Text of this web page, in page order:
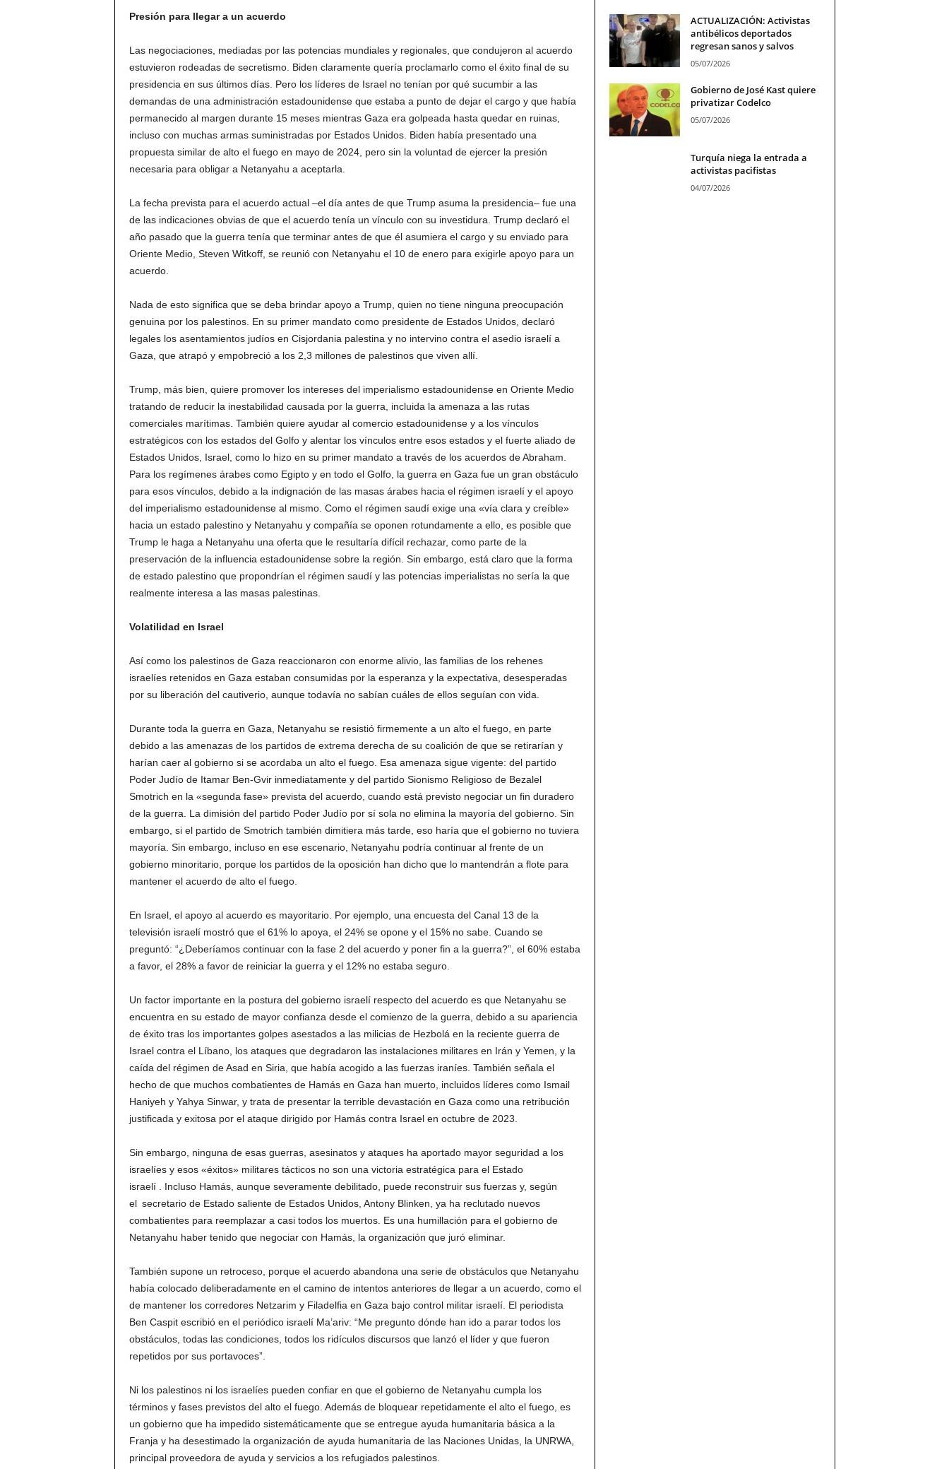
Presión para llegar a un acuerdo
Las negociaciones, mediadas por las potencias mundiales y regionales, que condujeron al acuerdo
estuvieron rodeadas de secretismo. Biden claramente quería proclamarlo como el éxito final de su
presidencia en sus últimos días. Pero los líderes de Israel no tenían por qué sucumbir a las
demandas de una administración estadounidense que estaba a punto de dejar el cargo y que había
permanecido al margen durante 15 meses mientras Gaza era golpeada hasta quedar en ruinas,
incluso con muchas armas suministradas por Estados Unidos. Biden había presentado una
propuesta similar de alto el fuego en mayo de 2024, pero sin la voluntad de ejercer la presión
necesaria para obligar a Netanyahu a aceptarla.
La fecha prevista para el acuerdo actual –el día antes de que Trump asuma la presidencia– fue una
de las indicaciones obvias de que el acuerdo tenía un vínculo con su investidura. Trump declaró el
año pasado que la guerra tenía que terminar antes de que él asumiera el cargo y su enviado para
Oriente Medio, Steven Witkoff, se reunió con Netanyahu el 10 de enero para exigirle apoyo para un
acuerdo.
Nada de esto significa que se deba brindar apoyo a Trump, quien no tiene ninguna preocupación
genuina por los palestinos. En su primer mandato como presidente de Estados Unidos, declaró
legales los asentamientos judíos en Cisjordania palestina y no intervino contra el asedio israelí a
Gaza, que atrapó y empobreció a los 2,3 millones de palestinos que viven allí.
Trump, más bien, quiere promover los intereses del imperialismo estadounidense en Oriente Medio
tratando de reducir la inestabilidad causada por la guerra, incluida la amenaza a las rutas
comerciales marítimas. También quiere ayudar al comercio estadounidense y a los vínculos
estratégicos con los estados del Golfo y alentar los vínculos entre esos estados y el fuerte aliado de
Estados Unidos, Israel, como lo hizo en su primer mandato a través de los acuerdos de Abraham.
Para los regímenes árabes como Egipto y en todo el Golfo, la guerra en Gaza fue un gran obstáculo
para esos vínculos, debido a la indignación de las masas árabes hacia el régimen israelí y el apoyo
del imperialismo estadounidense al mismo. Como el régimen saudí exige una «vía clara y creíble»
hacia un estado palestino y Netanyahu y compañía se oponen rotundamente a ello, es posible que
Trump le haga a Netanyahu una oferta que le resultaría difícil rechazar, como parte de la
preservación de la influencia estadounidense sobre la región. Sin embargo, está claro que la forma
de estado palestino que propondrían el régimen saudí y las potencias imperialistas no sería la que
realmente interesa a las masas palestinas.
Volatilidad en Israel
Así como los palestinos de Gaza reaccionaron con enorme alivio, las familias de los rehenes
israelíes retenidos en Gaza estaban consumidas por la esperanza y la expectativa, desesperadas
por su liberación del cautiverio, aunque todavía no sabían cuáles de ellos seguían con vida.
Durante toda la guerra en Gaza, Netanyahu se resistió firmemente a un alto el fuego, en parte
debido a las amenazas de los partidos de extrema derecha de su coalición de que se retirarían y
harían caer al gobierno si se acordaba un alto el fuego. Esa amenaza sigue vigente: del partido
Poder Judío de Itamar Ben-Gvir inmediatamente y del partido Sionismo Religioso de Bezalel
Smotrich en la «segunda fase» prevista del acuerdo, cuando está previsto negociar un fin duradero
de la guerra. La dimisión del partido Poder Judío por sí sola no elimina la mayoría del gobierno. Sin
embargo, si el partido de Smotrich también dimitiera más tarde, eso haría que el gobierno no tuviera
mayoría. Sin embargo, incluso en ese escenario, Netanyahu podría continuar al frente de un
gobierno minoritario, porque los partidos de la oposición han dicho que lo mantendrán a flote para
mantener el acuerdo de alto el fuego.
En Israel, el apoyo al acuerdo es mayoritario. Por ejemplo, una encuesta del Canal 13 de la
televisión israelí mostró que el 61% lo apoya, el 24% se opone y el 15% no sabe. Cuando se
preguntó: “¿Deberíamos continuar con la fase 2 del acuerdo y poner fin a la guerra?”, el 60% estaba
a favor, el 28% a favor de reiniciar la guerra y el 12% no estaba seguro.
Un factor importante en la postura del gobierno israelí respecto del acuerdo es que Netanyahu se
encuentra en su estado de mayor confianza desde el comienzo de la guerra, debido a su apariencia
de éxito tras los importantes golpes asestados a las milicias de Hezbolá en la reciente guerra de
Israel contra el Líbano, los ataques que degradaron las instalaciones militares en Irán y Yemen, y la
caída del régimen de Asad en Siria, que había acogido a las fuerzas iraníes. También señala el
hecho de que muchos combatientes de Hamás en Gaza han muerto, incluidos líderes como Ismail
Haniyeh y Yahya Sinwar, y trata de presentar la terrible devastación en Gaza como una retribución
justificada y exitosa por el ataque dirigido por Hamás contra Israel en octubre de 2023.
Sin embargo, ninguna de esas guerras, asesinatos y ataques ha aportado mayor seguridad a los
israelíes y esos «éxitos» militares tácticos no son una victoria estratégica para el Estado
israelí . Incluso Hamás, aunque severamente debilitado, puede reconstruir sus fuerzas y, según
el secretario de Estado saliente de Estados Unidos, Antony Blinken, ya ha reclutado nuevos
combatientes para reemplazar a casi todos los muertos. Es una humillación para el gobierno de
Netanyahu haber tenido que negociar con Hamás, la organización que juró eliminar.
También supone un retroceso, porque el acuerdo abandona una serie de obstáculos que Netanyahu
había colocado deliberadamente en el camino de intentos anteriores de llegar a un acuerdo, como el
de mantener los corredores Netzarim y Filadelfia en Gaza bajo control militar israelí. El periodista
Ben Caspit escribió en el periódico israelí Ma’ariv: “Me pregunto dónde han ido a parar todos los
obstáculos, todas las condiciones, todos los ridículos discursos que lanzó el líder y que fueron
repetidos por sus portavoces”.
Ni los palestinos ni los israelíes pueden confiar en que el gobierno de Netanyahu cumpla los
términos y fases previstos del alto el fuego. Además de bloquear repetidamente el alto el fuego, es
un gobierno que ha impedido sistemáticamente que se entregue ayuda humanitaria básica a la
Franja y ha desestimado la organización de ayuda humanitaria de las Naciones Unidas, la UNRWA,
principal proveedora de ayuda y servicios a los refugiados palestinos.
ACTUALIZACIÓN: Activistas
antibélicos deportados
regresan sanos y salvos
05/07/2026
Gobierno de José Kast quiere
privatizar Codelco
05/07/2026
Turquía niega la entrada a
activistas pacifistas
04/07/2026